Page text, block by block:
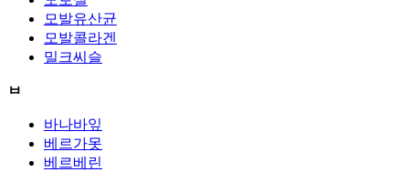
모발유산균
모발콜라겐
밀크씨슬
ㅂ
바나바잎
베르가못
베르베린